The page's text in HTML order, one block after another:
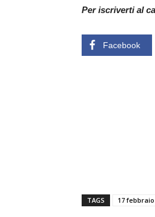
Per iscriverti al
Facebook
TAGS 17 febbraio